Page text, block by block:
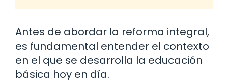
Antes de abordar la reforma integral,
es fundamental entender el contexto
en el que se desarrolla la educación
básica hoy en día.